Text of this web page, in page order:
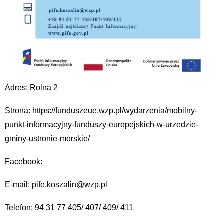
Adres: Rolna 2
Strona: https://funduszeue.wzp.pl/wydarzenia/mobilny-
punkt-informacyjny-funduszy-europejskich-w-urzedzie-
gminy-ustronie-morskie/
Facebook:
E-mail: pife.koszalin@wzp.pl
Telefon: 94 31 77 405/ 407/ 409/ 411